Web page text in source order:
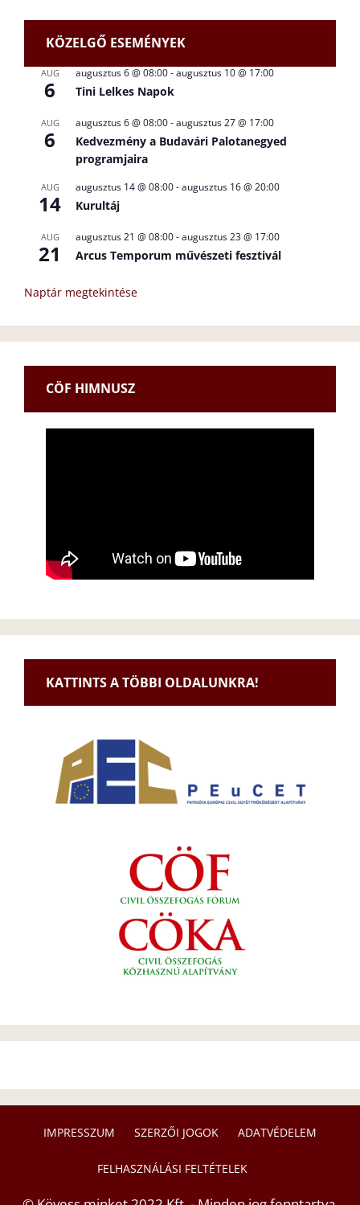
KÖZELGŐ ESEMÉNYEK
AUG
6
augusztus 6 @ 08:00-augusztus 10 @ 17:00
Tini Lelkes Napok
AUG
6
augusztus 6 @ 08:00-augusztus 27 @ 17:00
Kedvezmény a Budavári Palotanegyed
programjaira
AUG
14
augusztus 14 @ 08:00-augusztus 16 @ 20:00
Kurultáj
AUG
21
augusztus 21 @ 08:00-augusztus 23 @ 17:00
Arcus Temporum művészeti fesztivál
Naptár megtekintése
CÖF HIMNUSZ
KATTINTS A TÖBBI OLDALUNKRA!
IMPRESSZUM SZERZŐI JOGOK ADATVÉDELEM
FELHASZNÁLÁSI FELTÉTELEK